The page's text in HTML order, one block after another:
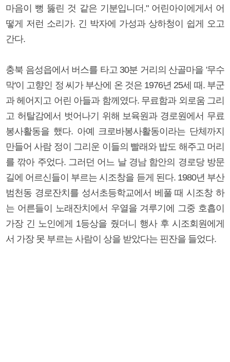
마음이 뻥 뚫린 것 같은 기분입니더." 어린아이에게서 어
떻게 저런 소리가. 긴 박자에 가성과 상하청이 쉽게 오고
간다.
충북 음성읍에서 버스를 타고 30분 거리의 산골마을 '무수
막'이 고향인 정 씨가 부산에 온 것은 1976년 25세 때. 부군
과 헤어지고 어린 아들과 함께였다. 무료함과 외로움 그리
고 허탈감에서 벗어나기 위해 보육원과 경로원에서 무료
봉사활동을 했다. 아예 크로바봉사활동이라는 단체까지
만들어 사람 정이 그리운 이들의 빨래와 밥도 해주고 머리
를 깎아 주었다. 그러던 어느 날 경남 함안의 경로당 방문
길에 어르신들이 부르는 시조창을 듣게 된다. 1980년 부산
범천동 경로잔치를 성서초등학교에서 베풀 때 시조창 하
는 어른들이 노래잔치에서 우열을 겨루기에 그중 호흡이
가장 긴 노인에게 1등상을 줬더니 행사 후 시조회원에게
서 가장 못 부르는 사람이 상을 받았다는 핀잔을 들었다.